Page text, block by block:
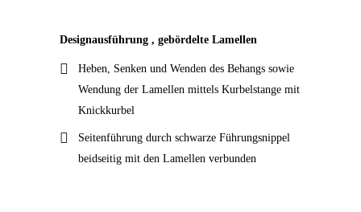
Designausführung , gebördelte Lamellen
Heben, Senken und Wenden des Behangs sowie
Wendung der Lamellen mittels Kurbelstange mit
Knickkurbel
Seitenführung durch schwarze Führungsnippel
beidseitig mit den Lamellen verbunden